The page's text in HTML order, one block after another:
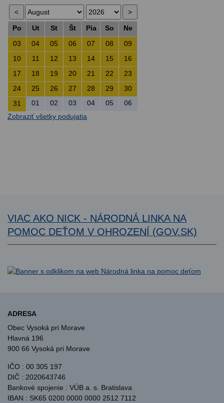
Po Ut St Št Pia So
Ne
03
04 05 06 07 08
09
10
11 12 13 14 15
16
17
18 19 20 21 22
23
24
25 26 27 28 29
30
31
01 02 03 04 05
06
Zobraziť všetky podujatia
VIAC AKO NICK - NÁRODNÁ LINKA NA
POMOC DEŤOM V OHROZENÍ (GOV.SK)
ADRESA
Obec Vysoká pri Morave
Hlavná 196
900 66 Vysoká pri Morave
IČO : 00 305 197
DIČ : 2020643746
Bankové spojenie : VÚB a. s. Bratislava
IBAN : SK65 0200 0000 0000 2512 7112